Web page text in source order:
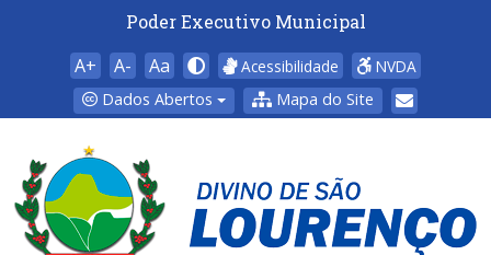
Poder Executivo Municipal
A+ A- Aa Acessibilidade
NVDA
Dados Abertos
Mapa do Site